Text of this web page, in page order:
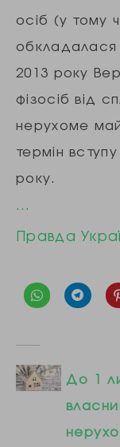
осіб (у тому
2013 року
фізосіб від
нерухоме
термін
року.
…
Правда
До 1